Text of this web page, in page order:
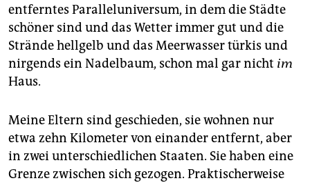
genossenschaft
epaper login
entferntes Paralleluniversum, in dem die Städte
schöner sind und das Wetter immer gut und die
Strände hellgelb und das Meerwasser türkis und
nirgends ein Nadelbaum, schon mal gar nicht im
Haus.
Meine Eltern sind geschieden, sie wohnen nur
etwa zehn Kilometer von einander entfernt, aber
in zwei unterschiedlichen Staaten. Sie haben eine
Grenze zwischen sich gezogen. Praktischerweise